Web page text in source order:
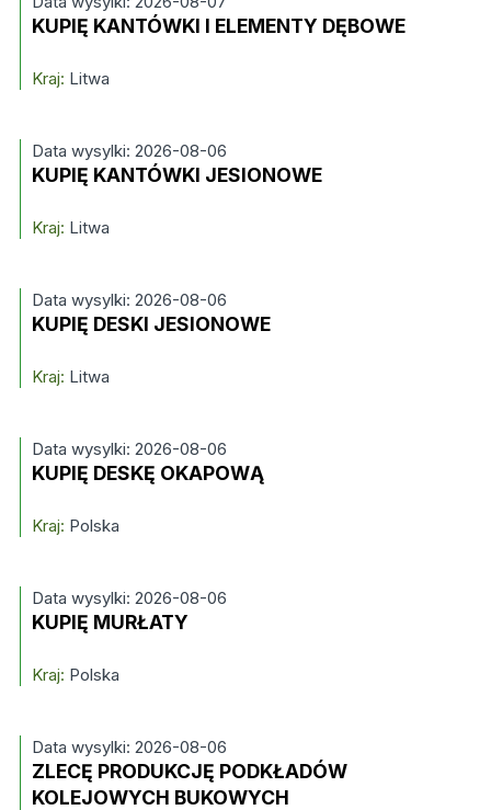
KUPIĘ KANTÓWKI I ELEMENTY DĘBOWE
Kraj: Litwa
Data wysylki: 2026-08-06
KUPIĘ KANTÓWKI JESIONOWE
Kraj: Litwa
Data wysylki: 2026-08-06
KUPIĘ DESKI JESIONOWE
Kraj: Litwa
Data wysylki: 2026-08-06
KUPIĘ DESKĘ OKAPOWĄ
Kraj: Polska
Data wysylki: 2026-08-06
KUPIĘ MURŁATY
Kraj: Polska
Data wysylki: 2026-08-06
ZLECĘ PRODUKCJĘ PODKŁADÓW
KOLEJOWYCH BUKOWYCH